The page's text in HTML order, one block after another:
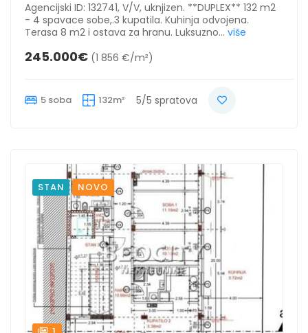
Agencijski ID: 132741, V/V, uknjizen. **DUPLEX** 132 m2
- 4 spavace sobe,.3 kupatila. Kuhinja odvojena.
Terasa 8 m2 i ostava za hranu. Luksuzno... više
245.000€ (1 856 €/m²)
5 soba 132m² 5/5 spratova
STAN NOVO